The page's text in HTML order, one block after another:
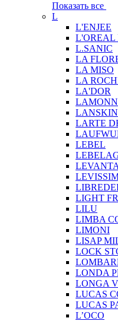
Показать все
L
L'ENJEE
L'OREAL
L.SANIC
LA
LA MISO
LA
LA'DOR
LANSKIN
LARTE
LEBEL
LEVANTA
LIGHT
LILU
LIMBA
LIMONI
LISAP
LOCK
LONDA
LONGA
LUCAS
LUCAS
L’OCO